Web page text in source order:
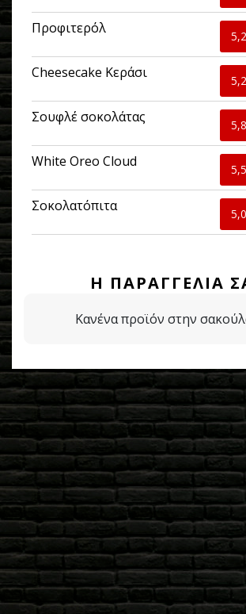
Προφιτερόλ
Cheesecake Κεράσι
Σουφλέ σοκολάτας
White Oreo Cloud
Σοκολατόπιτα
Η ΠΑΡΑΓΓΕΛΊΑ
Κανένα προϊόν στην